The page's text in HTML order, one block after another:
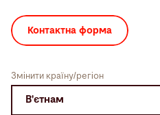
Підприємство
Контактна форма
Змінити країну/регіон